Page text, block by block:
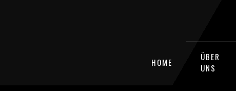
HOME
ÜBER
UNS